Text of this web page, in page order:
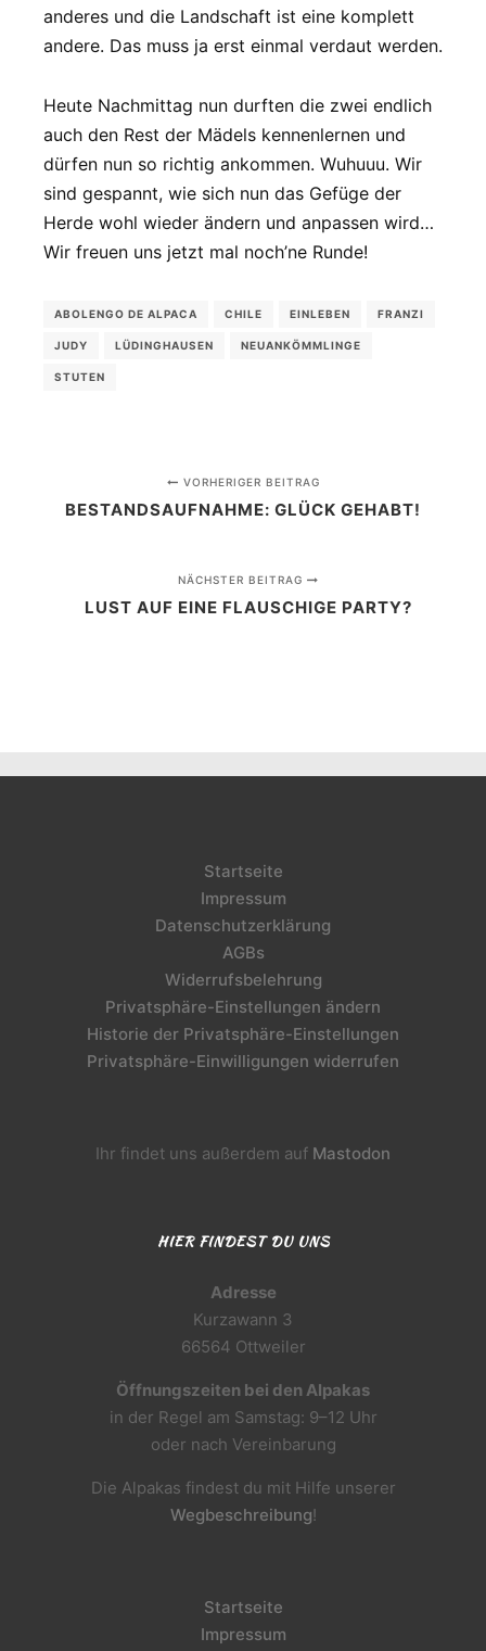
anderes und die Landschaft ist eine komplett
andere. Das muss ja erst einmal verdaut werden.
Heute Nachmittag nun durften die zwei endlich
auch den Rest der Mädels kennenlernen und
dürfen nun so richtig ankommen. Wuhuuu. Wir
sind gespannt, wie sich nun das Gefüge der
Herde wohl wieder ändern und anpassen wird…
Wir freuen uns jetzt mal noch’ne Runde!
ABOLENGO DE ALPACA CHILE EINLEBEN FRANZI
JUDY LÜDINGHAUSEN NEUANKÖMMLINGE
STUTEN
VORHERIGER BEITRAG
BESTANDSAUFNAHME: GLÜCK GEHABT!
NÄCHSTER BEITRAG
LUST AUF EINE FLAUSCHIGE PARTY?
Startseite
Impressum
Datenschutzerklärung
AGBs
Widerrufsbelehrung
Privatsphäre-Einstellungen ändern
Historie der Privatsphäre-Einstellungen
Privatsphäre-Einwilligungen widerrufen
Ihr findet uns außerdem auf Mastodon
HIER FINDEST DU UNS
Adresse
Kurzawann 3
66564 Ottweiler
Öffnungszeiten bei den Alpakas
in der Regel am Samstag: 9–12 Uhr
oder nach Vereinbarung
Die Alpakas findest du mit Hilfe unserer
Wegbeschreibung!
Startseite
Impressum